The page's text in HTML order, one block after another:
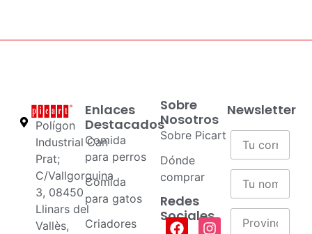
Polígon
Industrial Can
Prat;
C/Vallgorguina
3, 08450
Llinars del
Vallès,
Enlaces
Destacados
Comida
para perros
Comida
para gatos
Criadores
Sobre
Nosotros
Sobre Picart
Dónde
comprar
Redes
Sociales
Newsletter